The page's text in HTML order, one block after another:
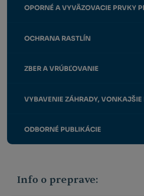
OPORNÉ A VYVÄZOVACIE PRVKY
OCHRANA RASTLÍN
ZBER A VRÚBĽOVANIE
VYBAVENIE ZÁHRADY, VONKAJŠIE
ODBORNÉ PUBLIKÁCIE
Info o preprave: